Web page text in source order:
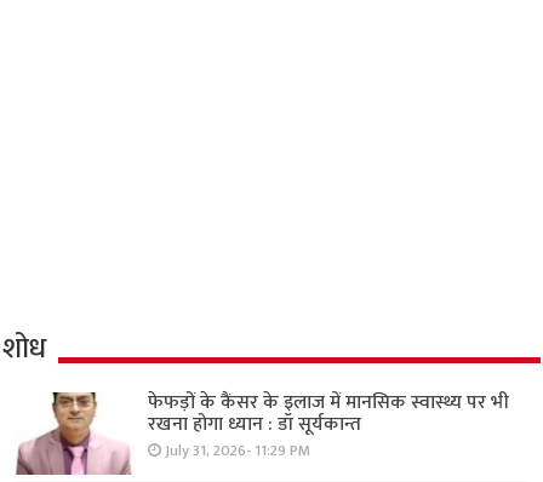
शोध
फेफड़ों के कैंसर के इलाज में मानसिक स्वास्थ्य पर भी
रखना होगा ध्यान : डॉ सूर्यकान्त
July 31, 2026- 11:29 PM